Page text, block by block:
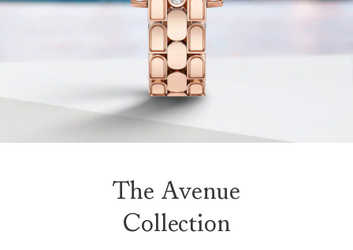
The Avenue
Collection